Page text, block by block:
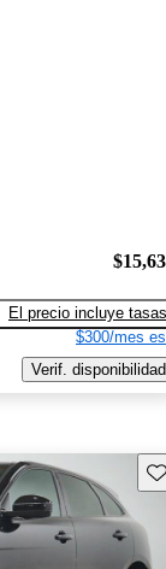
El precio incluye tasas
$300/mes
Verif. disponibilidad